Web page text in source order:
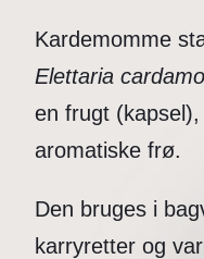
Kardemomme
Elettaria
en frugt
aromatiske frø.
Den bruges i
karryretter og